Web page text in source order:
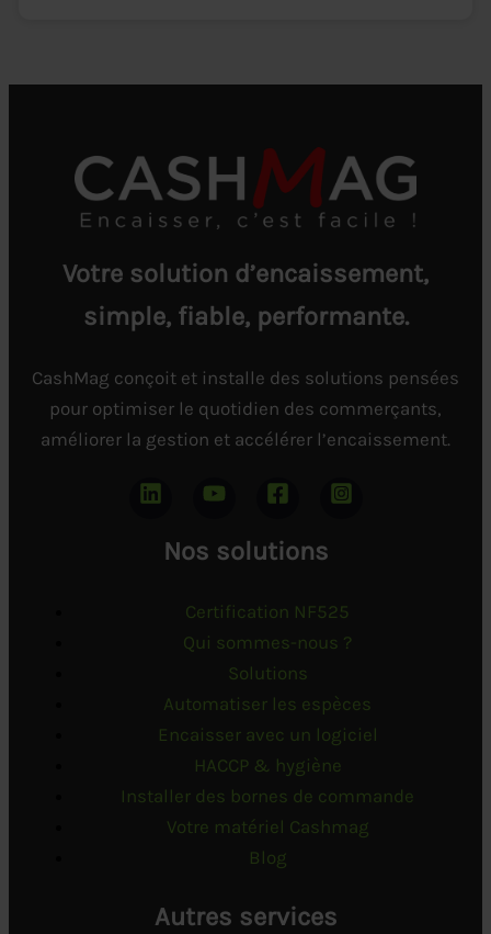
Votre solution d’encaissement,
simple, fiable, performante.
CashMag conçoit et installe des solutions pensées
pour optimiser le quotidien des commerçants,
améliorer la gestion et accélérer l’encaissement.
Nos solutions
Certification NF525
Qui sommes-nous ?
Solutions
Automatiser les espèces
Encaisser avec un logiciel
HACCP & hygiène
Installer des bornes de commande
Votre matériel Cashmag
Blog
Autres services